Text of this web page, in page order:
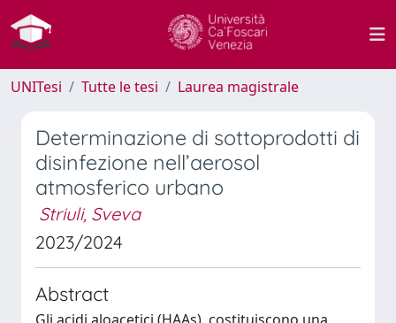
UNITesi Tutte le tesi Laurea magistrale
Determinazione di sottoprodotti di
disinfezione nell’aerosol
atmosferico urbano
Striuli, Sveva
2023/2024
Abstract